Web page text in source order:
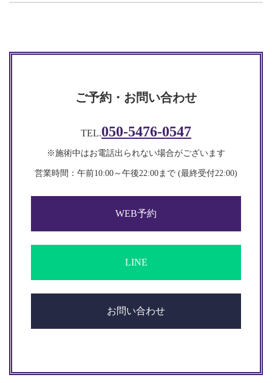
ご予約・お問い合わせ
TEL.050-5476-0547
※施術中はお電話出られない場合がございます
営業時間：午前10:00～午後22:00まで (最終受付22:00)​​
WEB予約
LINE
お問い合わせ